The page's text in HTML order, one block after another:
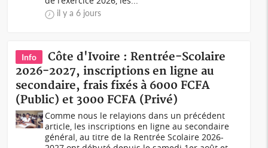
il y a 6 jours
Info
Côte d'Ivoire : Rentrée-Scolaire
2026-2027, inscriptions en ligne au
secondaire, frais fixés à 6000 FCFA
(Public) et 3000 FCFA (Privé)
Comme nous le relayions dans un précédent
article, les inscriptions en ligne au secondaire
général, au titre de la Rentrée Scolaire 2026-